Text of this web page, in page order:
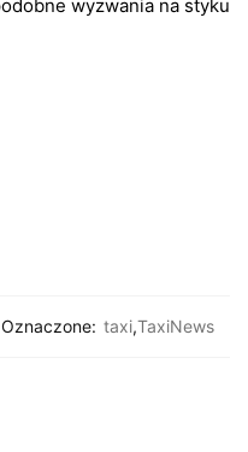
wyzwania na styku
Oznaczone: taxi,TaxiNews